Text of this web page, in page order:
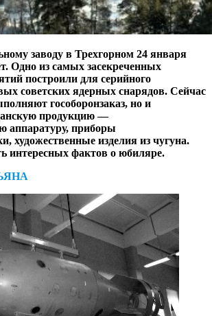
заводу в Трехгорном 24 января
Одно из самых засекреченных
построили для серийного
советских ядерных снарядов. Сейчас
гособоронзаказ, но и
продукцию —
аппаратуру, приборы
художественные изделия из чугуна.
интересных фактов о юбиляре.